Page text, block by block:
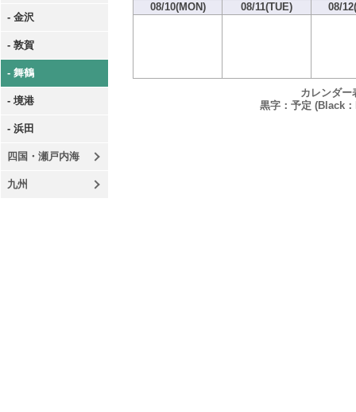
- 金沢
- 敦賀
- 舞鶴
- 境港
- 浜田
四国・瀬戸内海
九州
08/10(MON) 08/11(TUE) 08/
カレンダー
黒字：予定 (Black